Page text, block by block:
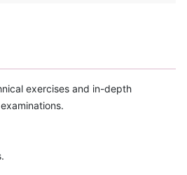
exercises and in-depth